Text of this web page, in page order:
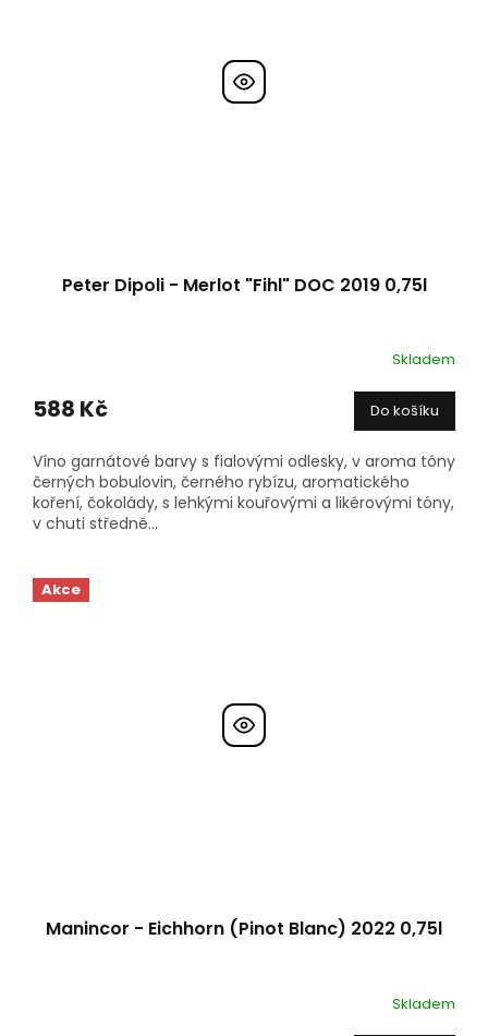
Peter Dipoli - Merlot "Fihl" DOC 2019 0,75l
Skladem
588 Kč Do košíku
Víno garnátové barvy s fialovými odlesky, v aroma tóny
černých bobulovin, černého rybízu, aromatického
koření, čokolády, s lehkými kouřovými a likérovými tóny,
v chuti středně...
Akce
Manincor - Eichhorn (Pinot Blanc) 2022 0,75l
Skladem